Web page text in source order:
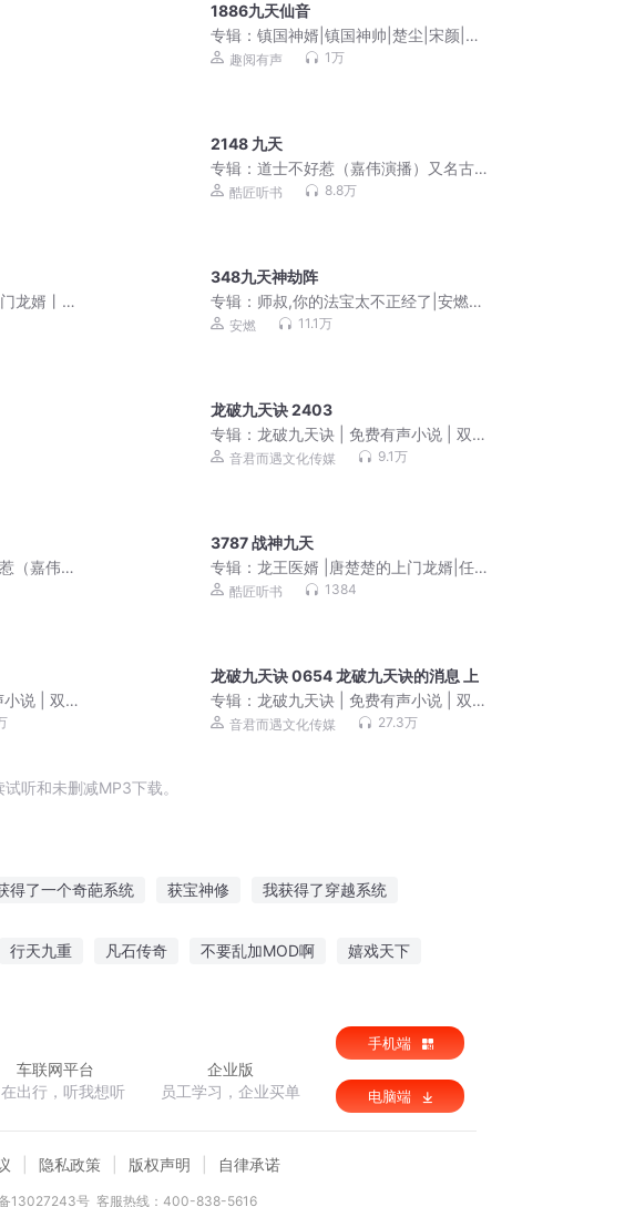
1886九天仙音
专辑：镇国神婿|镇国神帅|楚尘|宋颜|逆
天傻婿超级弃婿
趣阅有声 1万
2148 九天
专辑：道士不好惹（嘉伟演播）又名古
井观传奇
酷匠听书 8.8万
龙婿丨精
348九天神劫阵
专辑： 师叔,你的法宝太不正经了|安燃穿
越爆笑修仙|法宝不正经VIP免费有声小
安燃 11.1万
龙破九天诀 2403
专辑：龙破九天诀 | 免费有声小说 | 双播
精配音君而遇文化传媒 9.1万
（嘉伟演
3787 战神九天
专辑：龙王医婿 |唐楚楚的上门龙婿|任
京浩领衔演播
酷匠听书 1384
说 | 双播
龙破九天诀 0654 龙破九天诀的消息 上
专辑：龙破九天诀 | 免费有声小说 | 双播
精配音君而遇文化传媒 27.3万
听和未删减MP3下载。
得了一个奇葩系统 获宝神修 我获得了穿越系统
行天九重 凡石传奇 不要乱加MOD啊 嬉戏天下
车联网平台
在出行，听我想听
企业版
员工学习，企业买单
手机端
电脑端
隐私政策 版权声明 自律承诺
13027243号 客服热线：400-838-5616